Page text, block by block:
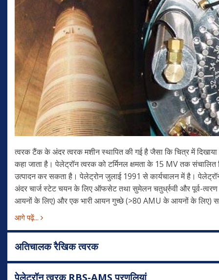
त्वरक टैंक के अंदर त्वरक मशीन स्थापित की गई है जैसा कि चित्र में
कहा जाता है। पेलेट्रॉन त्वरक को टर्मिनल क्षमता के 15 MV तक
उत्पादन कर सकता है। पेलेट्रोन जुलाई 1991 से कार्यचालन में है।
अंदर चार्ज स्टेट चयन के लिए ऑफसेट तथा सुमेलन चतुर्ध्रुवी और पूर्व-
आयनों के लिए) और एक भारी आयन गुच्छे (>80 AMU के आयनों के लिए)
आगे पढ़ें...
अतिचालक रैखिक त्वरक
पेलेट्रॉन त्वरक RBS-AMS प्रणलियां